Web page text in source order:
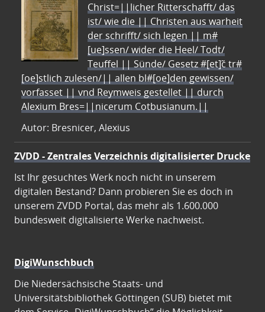
Christ=||licher Ritterschafft/ das
ist/ wie die || Christen aus warheit
der schrifft/ sich legen || m#
[ue]ssen/ wider die Heel/ Todt/
Teuffel || Sünde/ Gesetz #[et]c̃ tr#
[oe]stlich zulesen/|| allen bl#[oe]den gewissen/
vorfasset || vnd Reymweis gestellet || durch
Alexium Bres=||nicerum Cotbusianum.||
Autor: Bresnicer, Alexius
ZVDD - Zentrales Verzeichnis digitalisierter Drucke
Ist Ihr gesuchtes Werk noch nicht in unserem
digitalen Bestand? Dann probieren Sie es doch in
unserem ZVDD Portal, das mehr als 1.600.000
bundesweit digitalisierte Werke nachweist.
DigiWunschbuch
Die Niedersächsische Staats- und
Universitätsbibliothek Göttingen (SUB) bietet mit